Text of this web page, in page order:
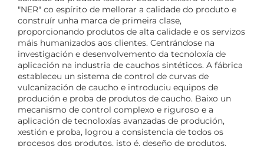
"NER" co espírito de mellorar a calidade do produto e
construír unha marca de primeira clase,
proporcionando produtos de alta calidade e os servizos
máis humanizados aos clientes. Centrándose na
investigación e desenvolvemento da tecnoloxía de
aplicación na industria de cauchos sintéticos. A fábrica
estableceu un sistema de control de curvas de
vulcanización de caucho e introduciu equipos de
produción e proba de produtos de caucho. Baixo un
mecanismo de control complexo e riguroso e a
aplicación de tecnoloxías avanzadas de produción,
xestión e proba, logrou a consistencia de todos os
procesos dos produtos, isto é, deseño de produtos,